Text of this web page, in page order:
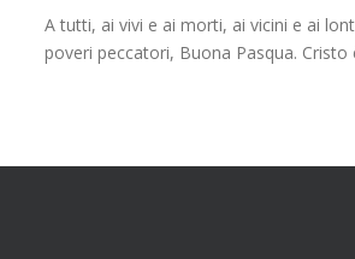
A tutti, ai vivi e ai morti, ai vicini e ai
poveri peccatori, Buona Pasqua. Cristo